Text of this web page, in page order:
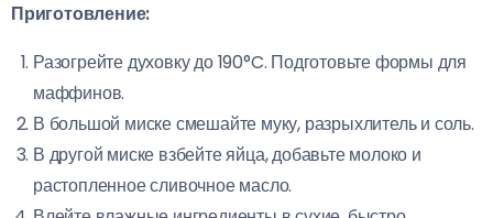
Приготовление:
Разогрейте духовку до 190°C. Подготовьте формы для
маффинов.
В большой миске смешайте муку, разрыхлитель и соль.
В другой миске взбейте яйца, добавьте молоко и
растопленное сливочное масло.